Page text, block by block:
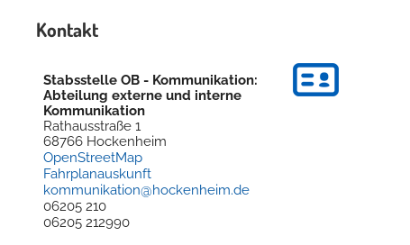
Kontakt
Stabsstelle OB - Kommunikation:
Abteilung externe und interne
Kommunikation
Rathausstraße 1
68766 Hockenheim
OpenStreetMap
Fahrplanauskunft
kommunikation@hockenheim.de
06205 210
06205 212990